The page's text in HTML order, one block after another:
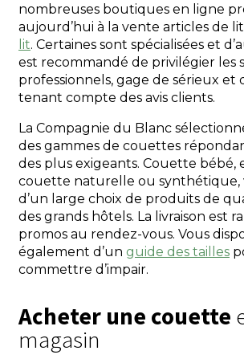
nombreuses boutiques en ligne
aujourd’hui à la vente articles de
lit. Certaines sont spécialisées et
est recommandé de privilégier les
professionnels, gage de sérieux et
tenant compte des avis clients.
La Compagnie du Blanc
des gammes de couettes
des plus exigeants. Couette bébé,
couette naturelle ou synthétique,
d’un large choix de produits de
des grands hôtels. La livraison est
promos au rendez-vous. Vous
également d’un guide des tailles
commettre d’impair.
Acheter une couette
magasin